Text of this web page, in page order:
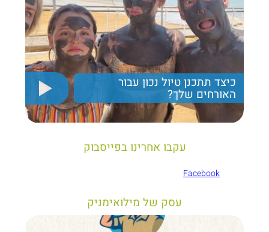
כיצד תתכנן טיול נכון עבור
האורחים שלך?
יריב חן, מציג את הקווים המנחים לבניית טיול נכון עבור
תיירים בישראל
עקבו אחרינו בפייסבוק
Facebook
עסק של מילואימניק